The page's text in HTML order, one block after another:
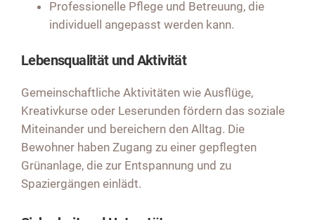
Professionelle Pflege und Betreuung, die
individuell angepasst werden kann.
Lebensqualität und Aktivität
Gemeinschaftliche Aktivitäten wie Ausflüge,
Kreativkurse oder Leserunden fördern das soziale
Miteinander und bereichern den Alltag. Die
Bewohner haben Zugang zu einer gepflegten
Grünanlage, die zur Entspannung und zu
Spaziergängen einlädt.